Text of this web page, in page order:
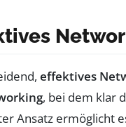
effektives
, bei dem klar
Ansatz ermöglicht